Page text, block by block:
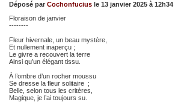
Déposé par Cochonfucius le 13 janvier 2025 à 12h34
Floraison de janvier
--------
Fleur hivernale, un beau mystère,
Et nullement inaperçu ;
Le givre a recouvert la terre
Ainsi qu’un élégant tissu.
À l’ombre d’un rocher moussu
Se dresse la fleur solitaire ;
Belle, selon tous les critères,
Magique, je l’ai toujours su.